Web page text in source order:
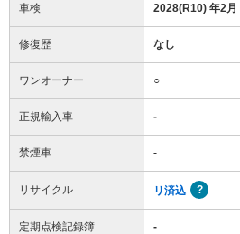
車検 2028(R10) 年2月
修復歴 なし
ワンオーナー ○
正規輸入車 -
禁煙車 -
リサイクル リ済込
定期点検記録簿 -